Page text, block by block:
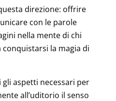
direzione: offrire
con le parole
nella mente di chi
la magia di
aspetti necessari per
all’uditorio il senso